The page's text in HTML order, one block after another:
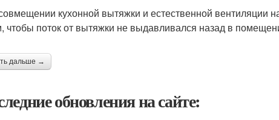
кухонной вытяжки и естественной вентиляции
чтобы поток от вытяжки не выдавливался назад в
дальше →
обновления на сайте: